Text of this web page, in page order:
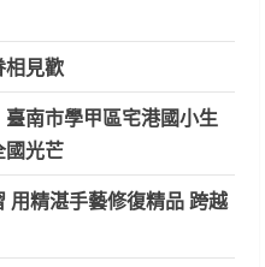
相見歡
南市學甲區宅港國小生
國光芒
用精湛手藝修復精品 跨越